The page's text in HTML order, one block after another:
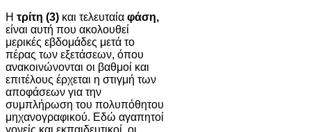
Η τρίτη (3) και τελευταία φάση,
είναι αυτή που ακολουθεί
μερικές εβδομάδες μετά το
πέρας των εξετάσεων, όπου
ανακοινώνονται οι βαθμοί και
επιτέλους έρχεται η στιγμή των
αποφάσεων για την
συμπλήρωση του πολυπόθητου
μηχανογραφικού. Εδώ αγαπητοί
γονείς και εκπαιδευτικοί, οι